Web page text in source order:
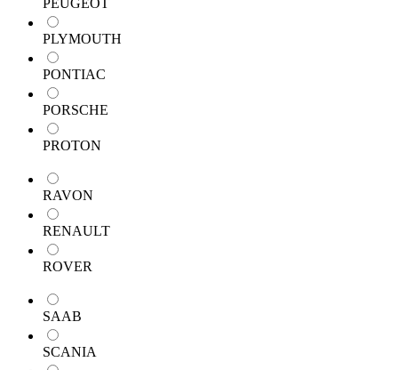
PLYMOUTH
PONTIAC
PORSCHE
PROTON
RAVON
RENAULT
ROVER
SAAB
SCANIA